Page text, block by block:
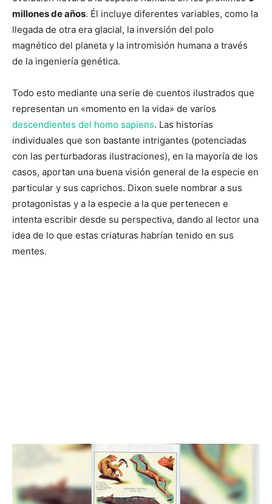
millones de años. Él incluye diferentes variables, como la
llegada de otra era glacial, la inversión del polo
magnético del planeta y la intromisión humana a través
de la ingeniería genética.
Todo esto mediante una serie de cuentos ilustrados que
representan un «momento en la vida» de varios
descendientes del homo sapiens. Las historias
individuales que son bastante intrigantes (potenciadas
con las perturbadoras ilustraciones), en la mayoría de los
casos, aportan una buena visión general de la especie en
particular y sus caprichos. Dixon suele nombrar a sus
protagonistas y a la especie a la que pertenecen e
intenta escribir desde su perspectiva, dando al lector una
idea de lo que estas criaturas habrían tenido en sus
mentes.